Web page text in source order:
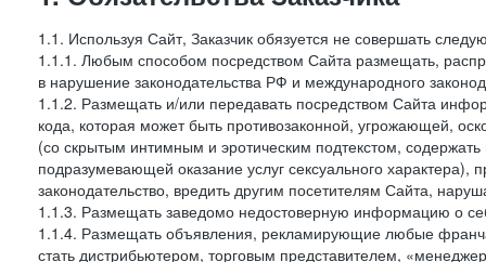
1.1. Используя Сайт, Заказчик обязуется не совершать
1.1.1. Любым способом посредством Сайта размещать,
в нарушение законодательства РФ и международного
1.1.2. Размещать и/или передавать посредством Сайта
кода, которая может быть противозаконной, угрожающей,
(со скрытым интимным и эротическим подтекстом,
подразумевающей оказание услуг сексуального
законодательство, вредить другим посетителям Сайта,
1.1.3. Размещать заведомо недостоверную информацию о
1.1.4. Размещать объявления, рекламирующие любые
стать дистрибьютером, торговым представителем,